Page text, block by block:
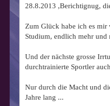
28.8.2013 ,Berichtignug,
Zum Glück habe ich es mir
Studium, endlich mehr und
Und der nächste grosse
durchtrainierte Sportler
Nur durch die Macht und
Jahre lang ...